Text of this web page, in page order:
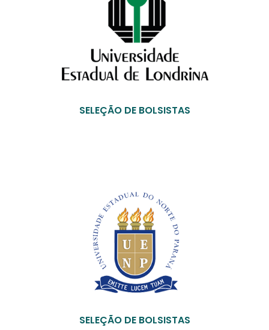
SELEÇÃO DE BOLSISTAS
SELEÇÃO DE BOLSISTAS